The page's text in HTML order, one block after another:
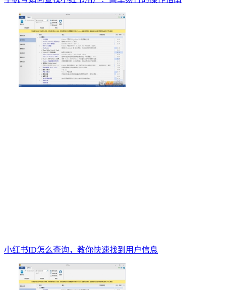
小红书ID怎么查询，教你快速找到用户信息